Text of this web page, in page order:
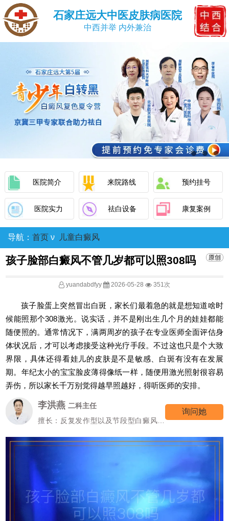
石家庄远大中医皮肤病医院
中西并举 内外兼治
医院简介 来院路线 预约挂号
医院实力 祛白设备 康复案例
导航： 首页 ν 儿童白癜风
孩子脸部白癜风不管几岁都可以照308吗
yuandabdfyy 2026-05-28 351次
孩子脸蛋上突然冒出白斑，家长们最着急的就是想知道啥时
候能照那个308激光。说实话，并不是刚出生几个月的娃娃都能
随便照的。通常情况下，满两周岁的孩子在专业医师全面评估身
体状况后，才可以考虑接受这种光疗手段。不过这也只是个大致
界限，具体还得看娃儿的皮肤是不是敏感、白斑有没有在发展
期。年纪太小的宝宝脸皮薄得像纸一样，随便用激光照射很容易
弄伤，所以家长千万别觉得越早照越好，得听医师的安排。
李洪燕 二科主任
擅长：反复发作型以及节段型白癜风诊
询问她